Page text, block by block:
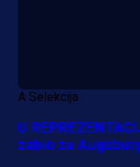
A Selekcija
U
zabio za